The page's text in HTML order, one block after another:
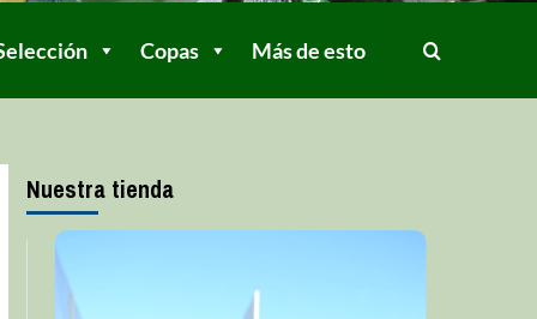
Copas Más de esto
Nuestra tienda